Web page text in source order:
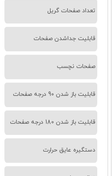
تعداد صفحات گریل
قابلیت جداشدن صفحات
صفحات نچسب
قابلیت باز شدن 90 درجه صفحات
قابلیت باز شدن 180 درجه صفحات
دستگیره عایق حرارت